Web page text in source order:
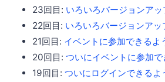
23回目: いろいろバージョンアッ
22回目: いろいろバージョンアッ
21回目: イベントに参加できるよ
20回目: ついにイベントに参加
19回目: ついにログインできるよ